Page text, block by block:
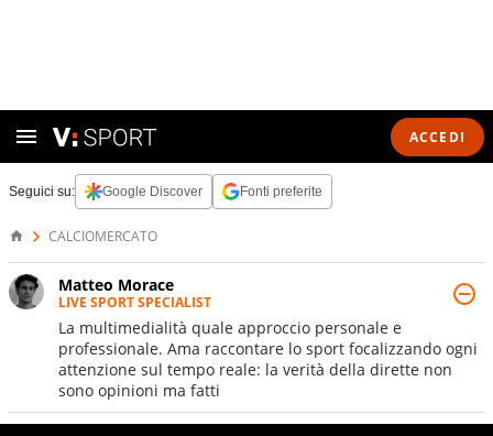
ACCEDI
Seguici su: Google Discover Fonti preferite
CALCIOMERCATO
Matteo Morace
LIVE SPORT SPECIALIST
La multimedialità quale approccio personale e
professionale. Ama raccontare lo sport focalizzando ogni
attenzione sul tempo reale: la verità della dirette non
sono opinioni ma fatti